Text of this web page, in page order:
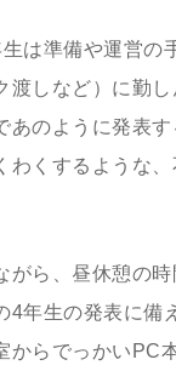
は準備や運営の
渡しなど）に勤
あのように発表
わくするような
がら、昼休憩の
4年生の発表に備
からでっかいPC